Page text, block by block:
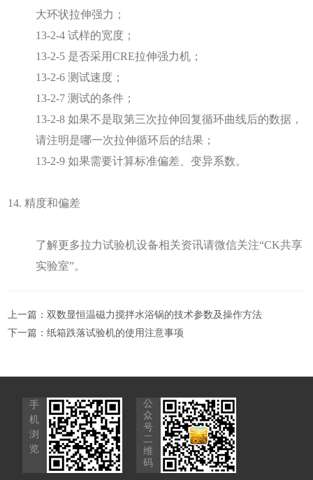
大环状拉伸强力；
13-2-4 试样的宽度；
13-2-5 是否采用CRE拉伸强力机；
13-2-6 测试速度；
13-2-7 测试的条件；
13-2-8 如果不是取第三次拉伸回复循环曲线后的数据，
请注明是哪一次拉伸循环后的结果；
13-2-9 如果需要计算标准偏差、变异系数。
14. 精度和偏差
了解更多拉力试验机设备相关资讯请微信关注“CK共享
实验室”。
上一篇：双数显恒温磁力搅拌水浴锅的技术参数及操作方法
下一篇：纸箱跌落试验机的使用注意事项
手
机
浏
览
公
众
号
二
维
码